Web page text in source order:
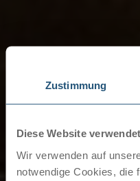
Zustimmung
Diese Website
Wir verwenden auf
notwendige Cookies, die